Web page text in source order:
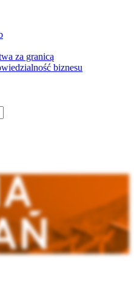
za granicą
biznesu